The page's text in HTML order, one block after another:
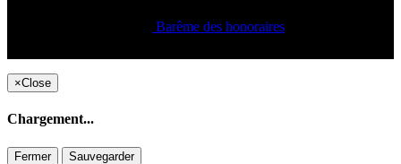
Barême des honoraires
×Close
Chargement...
Fermer Sauvegarder